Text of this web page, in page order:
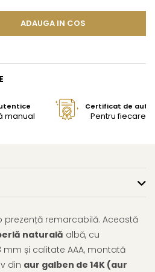
ADAUGA IN COS
manual
Certificat de
Pentru fiecare
prezență remarcabilă. Această
naturală albă, cu
și calitate AAA, montată
din aur galben de 14K (aur